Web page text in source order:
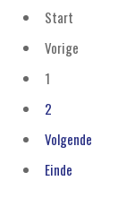
Start
Vorige
1
2
Volgende
Einde